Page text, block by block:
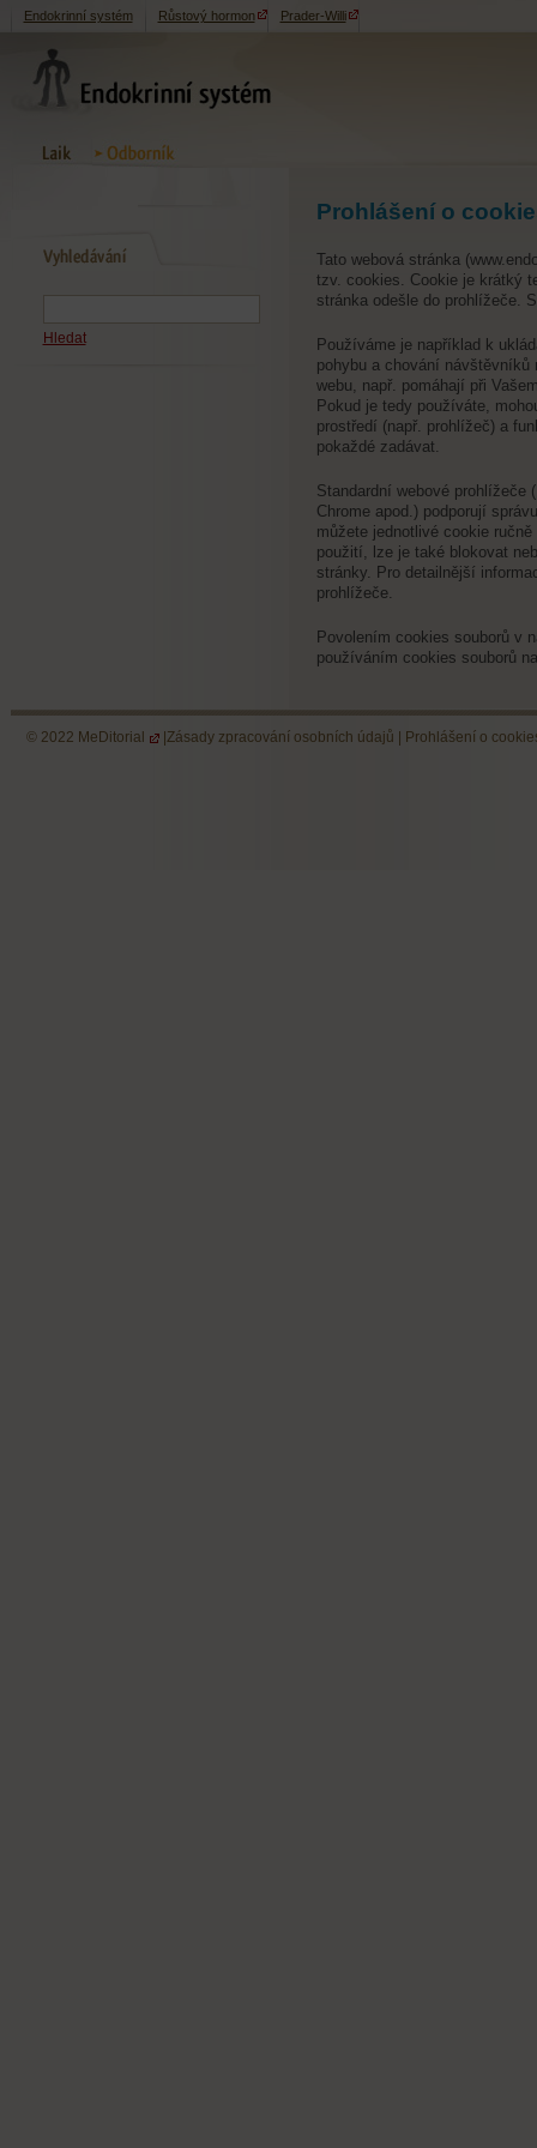
Endokrinní systém Růstový hormon Prader-Willi
Hledat
Prohlášení o
Tato webová stránka
tzv. cookies. Cookie je krátký
stránka odešle do prohlížeče.
Používáme je například k
pohybu a chování
webu, např. pomáhají při
Pokud je tedy používáte,
prostředí (např. prohlížeč) a
pokaždé zadávat.
Standardní webové prohlížeče
Chrome apod.) podporují
můžete jednotlivé cookie
použití, lze je také blokovat
stránky. Pro detailnější
prohlížeče.
Povolením cookies souborů v
používáním cookies souborů
© 2022 MeDitorial | Zásady zpracování osobních údajů Prohlášení o